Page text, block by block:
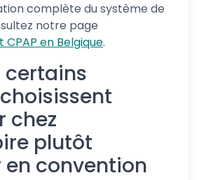
complète du système de
notre page
en Belgique.
certains
chez
plutôt
convention